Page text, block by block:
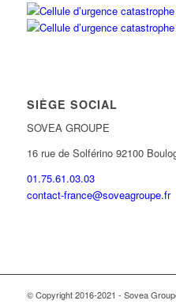
SIÈGE SOCIAL
SOVEA GROUPE
16 rue de Solférino 92100
01.75.61.03.03
contact-france@soveagroupe.fr
© Copyright 2016-2021 - Sovea